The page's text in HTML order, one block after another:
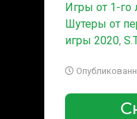
Игры от 1-го
Шутеры от
игры 2020,